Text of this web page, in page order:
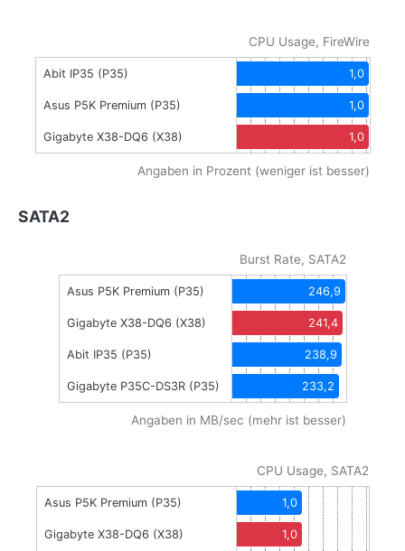
CPU Usage, FireWire
Abit IP35 (P35) 1,0
Asus P5K Premium (P35) 1,0
Gigabyte X38-DQ6 (X38) 1,0
Angaben in Prozent (weniger ist besser)
SATA2
Burst Rate, SATA2
Asus P5K Premium (P35) 246,9
Gigabyte X38-DQ6 (X38) 241,4
Abit IP35 (P35) 238,9
Gigabyte P35C-DS3R (P35) 233,2
Angaben in MB/sec (mehr ist besser)
CPU Usage, SATA2
Asus P5K Premium (P35) 1,0
Gigabyte X38-DQ6 (X38) 1,0